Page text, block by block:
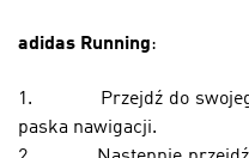
adidas Running:
1.
Przejdź do
paska nawigacji.